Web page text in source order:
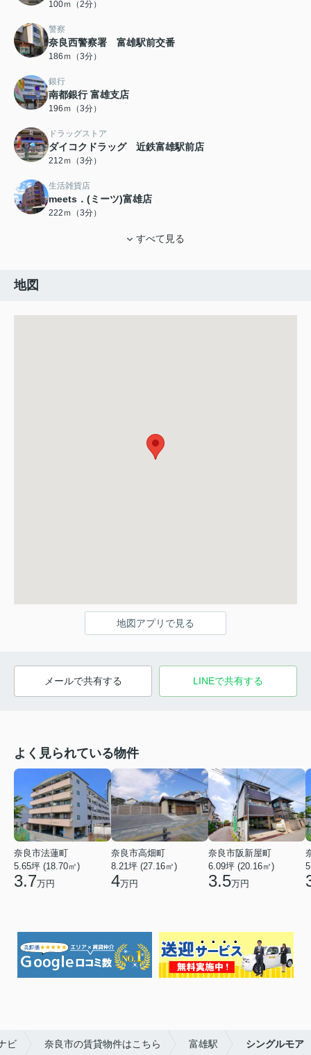
100ｍ（2分）
警察
奈良西警察署 富雄駅前交番
186ｍ（3分）
銀行
南都銀行 富雄支店
196ｍ（3分）
ドラッグストア
ダイコクドラッグ 近鉄富雄駅前店
212ｍ（3分）
生活雑貨店
meets．(ミーツ)富雄店
222ｍ（3分）
すべて見る
地図
地図アプリで見る
メールで共有する LINEで共有する
よく見られている物件
奈良市法蓮町
5.65坪 (18.70㎡)
3.7万円
奈良市高畑町
8.21坪 (27.16㎡)
4万円
奈良市阪新屋町
6.09坪 (20.16㎡)
3.5万円
ビ 奈良市の賃貸物件はこちら 富雄駅 シングルモア